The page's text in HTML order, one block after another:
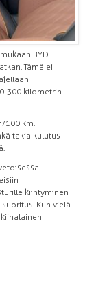
BYD
Tämä ei
300 kilometrin
100 km.
takia kulutus
kiihtyminen
Kun vielä